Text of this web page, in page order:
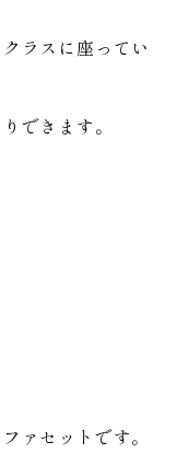
ラスに座ってい
できます。
ァセットです。